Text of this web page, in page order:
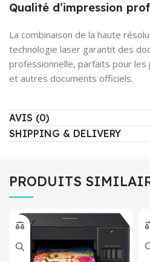
Qualité d’impression
La combinaison de la haute
technologie laser garantit des
professionnelle, parfaits pour
et autres documents officiels.
AVIS (0)
SHIPPING & DELIVERY
PRODUITS